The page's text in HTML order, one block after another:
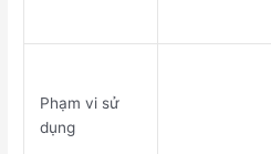
Phạm vi sử
dụng